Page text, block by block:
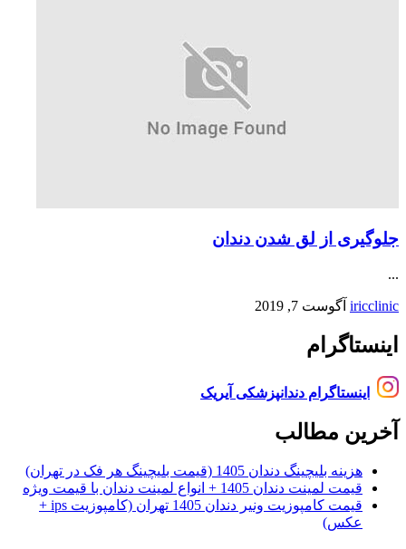
جلوگیری از لق شدن دندان
...
iricclinic آگوست 7, 2019
اینستاگرام
اینستاگرام دندانپزشکی آیریک
آخرین مطالب
هزینه بلیچینگ دندان 1405 (قیمت بلیچینگ هر فک در تهران)
قیمت لمینت دندان 1405 + انواع لمینت دندان با قیمت ویژه
قیمت کامپوزیت ونیر دندان 1405 تهران (کامپوزیت ips +
عکس)